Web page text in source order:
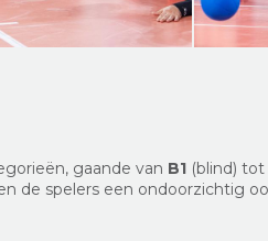
gaande van B1 (blind) tot
de spelers een ondoorzichtig